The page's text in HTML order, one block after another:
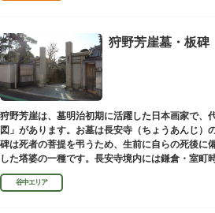
狩野芳崖墓・板碑
狩野芳崖は、墓明治初期に活躍した日本画家で、
図」があります。お墓は長安寺（ちょうあんじ）
碑は死者の菩提を弔うため、生前に自らの死後に
した塔婆の一種です。長安寺境内には鎌倉・室町
「長安寺板碑」として台東区の有形文化財に指定
谷中エリア